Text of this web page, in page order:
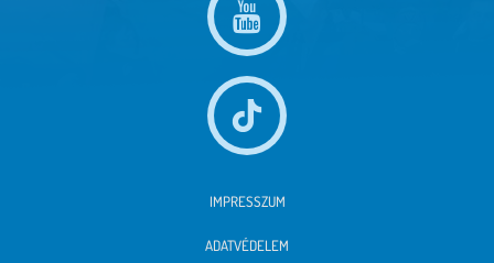
IMPRESSZUM
ADATVÉDELEM